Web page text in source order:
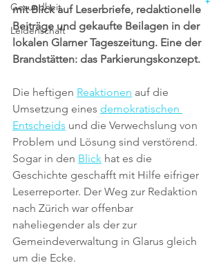
Gesundheit
Leidenschaft
mit Blick auf Leserbriefe, redaktionelle
Beiträge und gekaufte Beilagen in der
lokalen Glarner Tageszeitung. Eine der
Brandstätten: das Parkierungskonzept.
Die heftigen Reaktionen auf die
Umsetzung eines demokratischen
Entscheids und die Verwechslung von
Problem und Lösung sind verstörend.
Sogar in den Blick hat es die
Geschichte geschafft mit Hilfe eifriger
Leserreporter. Der Weg zur Redaktion
nach Zürich war offenbar
naheliegender als der zur
Gemeindeverwaltung in Glarus gleich
um die Ecke.